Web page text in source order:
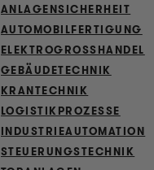
ANLAGENSICHERHEIT
AUTOMOBILFERTIGUNG
ELEKTROGROSSHANDEL
GEBÄUDETECHNIK
KRANTECHNIK
LOGISTIKPROZESSE
INDUSTRIEAUTOMATION
STEUERUNGSTECHNIK